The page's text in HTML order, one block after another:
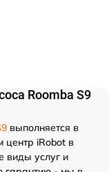
Roomba S9
выполняется в
центр iRobot в
виды услуг и